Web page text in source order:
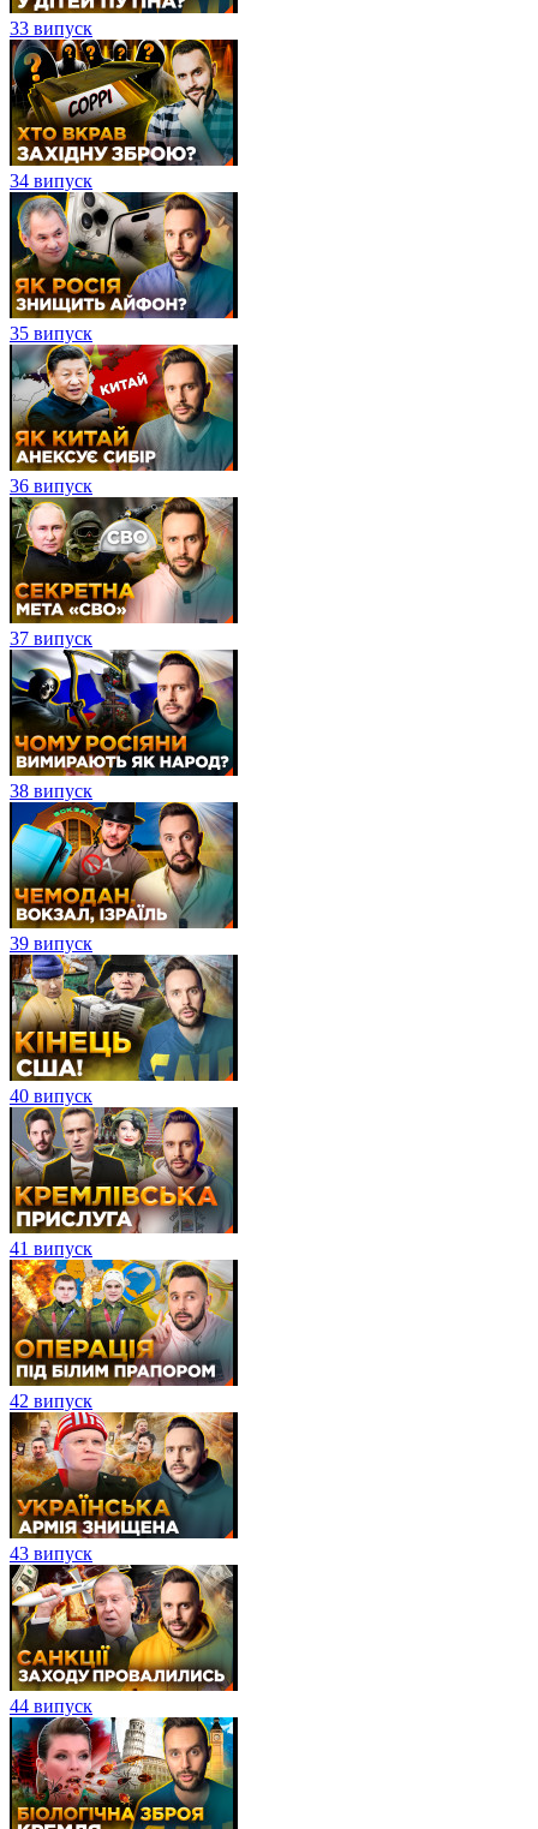
33 випуск
34 випуск
35 випуск
36 випуск
37 випуск
38 випуск
39 випуск
40 випуск
41 випуск
42 випуск
43 випуск
44 випуск